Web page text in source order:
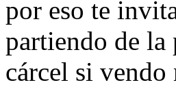
por eso te
partiendo de la
cárcel si